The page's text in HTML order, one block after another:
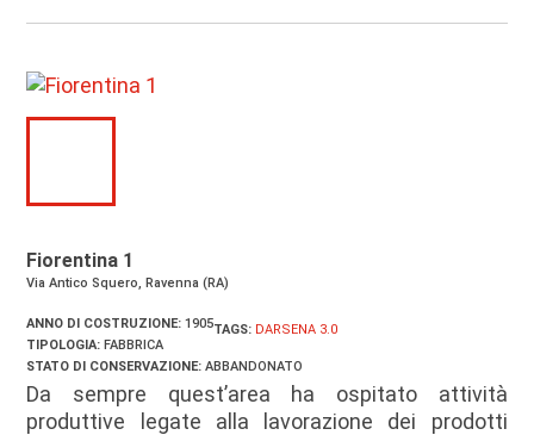
Fiorentina 1
Via Antico Squero, Ravenna (RA)
ANNO DI COSTRUZIONE: 1905
TIPOLOGIA: FABBRICA
STATO DI CONSERVAZIONE: ABBANDONATO
TAGS: DARSENA 3.0
Da sempre quest’area ha ospitato attività
produttive legate alla lavorazione dei prodotti